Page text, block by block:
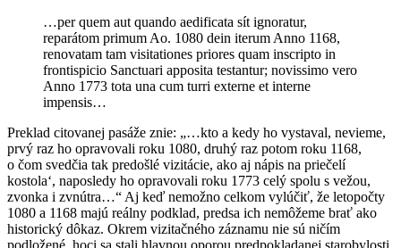
…per quem aut quando aedificata sít ignoratur,
reparátom primum Ao. 1080 dein iterum Anno 1168,
renovatam tam visitationes priores quam inscripto in
frontispicio Sanctuari apposita testantur; novissimo vero
Anno 1773 tota una cum turri externe et interne
impensis…
Preklad citovanej pasáže znie: „…kto a kedy ho vystaval, nevieme,
prvý raz ho opravovali roku 1080, druhý raz potom roku 1168,
o čom svedčia tak predošlé vizitácie, ako aj nápis na priečelí
kostola‘, naposledy ho opravovali roku 1773 celý spolu s vežou,
zvonka i zvnútra…“ Aj keď nemožno celkom vylúčiť, že letopočty
1080 a 1168 majú reálny podklad, predsa ich nemôžeme brať ako
historický dôkaz. Okrem vizitačného záznamu nie sú ničím
podložené, hoci sa stali hlavnou oporou predpokladanej starobylosti